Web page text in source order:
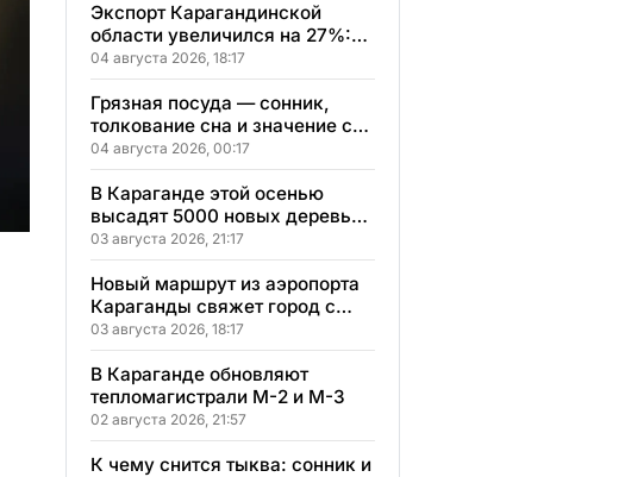
Экспорт Карагандинской
области увеличился на 27%:
регион осваивает новые
рынки
04 августа 2026, 18:17
Грязная посуда — сонник,
толкование сна и значение сна
по мотивам ваших ощущений
и переживаний
04 августа 2026, 00:17
В Караганде этой осенью
высадят 5000 новых деревьев
в экопарке
03 августа 2026, 21:17
Новый маршрут из аэропорта
Караганды свяжет город с
другими регионами
Казахстана
03 августа 2026, 18:17
В Караганде обновляют
тепломагистрали М-2 и М-3
02 августа 2026, 21:57
К чему снится тыква: сонник и